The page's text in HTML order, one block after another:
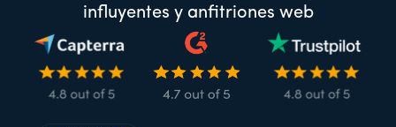
influyentes y anfitriones web